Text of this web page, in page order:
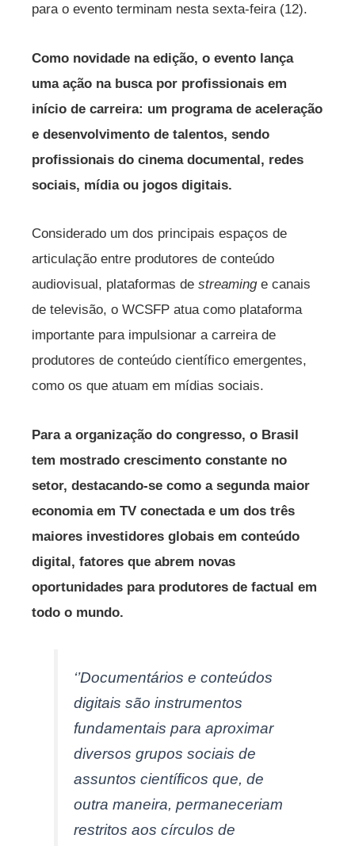
para o evento terminam nesta sexta-feira (12).
Como novidade na edição, o evento lança
uma ação na busca por profissionais em
início de carreira: um programa de aceleração
e desenvolvimento de talentos, sendo
profissionais do cinema documental, redes
sociais, mídia ou jogos digitais.
Considerado um dos principais espaços de
articulação entre produtores de conteúdo
audiovisual, plataformas de streaminge canais
de televisão, o WCSFP atua como plataforma
importante para impulsionar a carreira de
produtores de conteúdo científico emergentes,
como os que atuam em mídias sociais.
Para a organização do congresso, o Brasil
tem mostrado crescimento constante no
setor, destacando-se como a segunda maior
economia em TV conectada e um dos três
maiores investidores globais em conteúdo
digital, fatores que abrem novas
oportunidades para produtores de factual em
todo o mundo.
‘’Documentários e conteúdos
digitais são instrumentos
fundamentais para aproximar
diversos grupos sociais de
assuntos científicos que, de
outra maneira, permaneceriam
restritos aos círculos de